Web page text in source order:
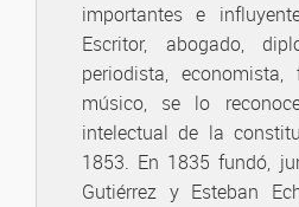
importantes e
Escritor, abogado,
periodista,
músico, se lo
intelectual de la
1853. En 1835 fundó,
Gutiérrez y Esteban